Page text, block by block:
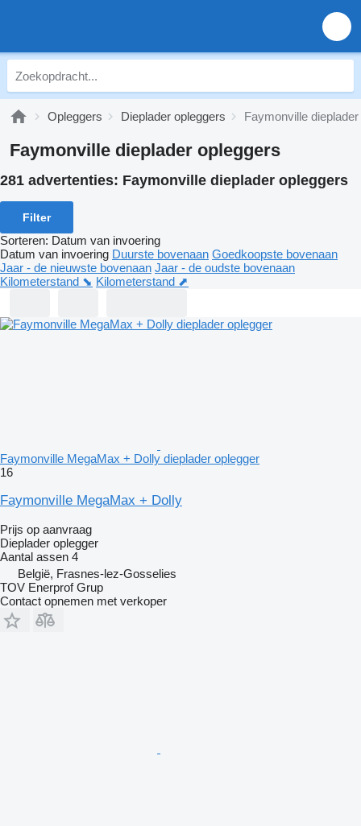
Opleggers Dieplader opleggers Faymonville
Faymonville dieplader opleggers
281 advertenties: Faymonville dieplader opleggers
Filter
Sorteren: Datum van invoering
Datum van invoering Duurste bovenaan Goedkoopste bovenaan
Jaar - de nieuwste bovenaan Jaar - de oudste bovenaan
Kilometerstand ⬊ Kilometerstand ⬈
Faymonville MegaMax + Dolly dieplader oplegger
16
Faymonville MegaMax + Dolly
Prijs op aanvraag
Dieplader oplegger
Aantal assen 4
België, Frasnes-lez-Gosselies
TOV Enerprof Grup
Contact opnemen met verkoper